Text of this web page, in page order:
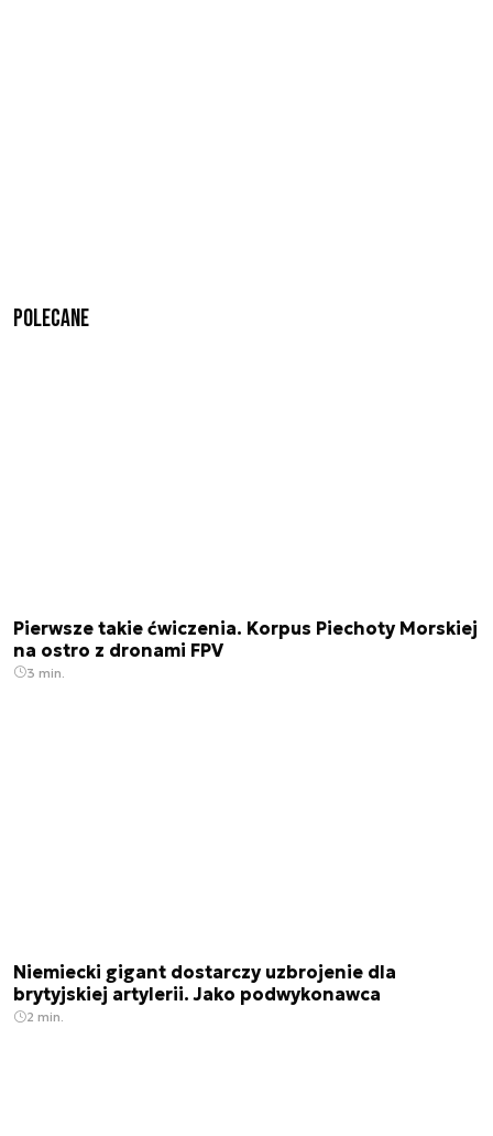
Polecane
Pierwsze takie ćwiczenia. Korpus Piechoty Morskiej
na ostro z dronami FPV
3 min.
Niemiecki gigant dostarczy uzbrojenie dla
brytyjskiej artylerii. Jako podwykonawca
2 min.